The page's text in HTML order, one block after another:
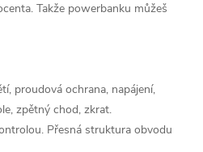
Takže powerbanku můžeš
proudová ochrana, napájení,
zpětný chod, zkrat.
Přesná struktura obvodu